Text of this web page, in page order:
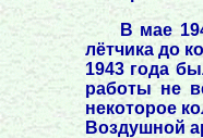
В мае
лётчика до
1943 года
работы не
некоторое
Воздушной